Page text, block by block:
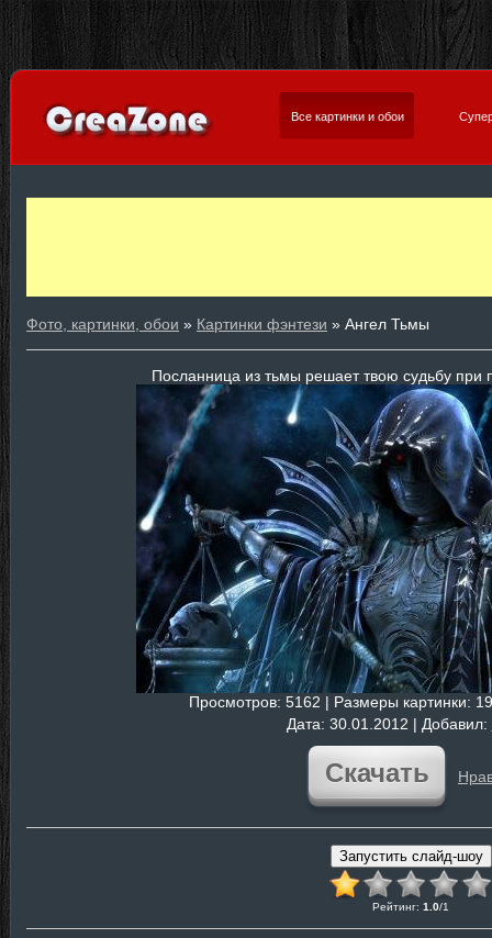
Все картинки и обои
Фото, картинки, обои » Картинки фэнтези » Ангел Тьмы
Посланница из тьмы решает твою судьбу
Просмотров: 5162 | Размеры картинки:
Дата: 30.01.2012 | Добавил:
Скачать
Рейтинг: 1.0/1